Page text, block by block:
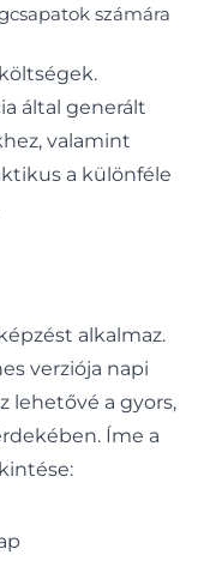
számára
által generált
valamint
a különféle
alkalmaz.
verziója napi
lehetővé a gyors,
Íme a